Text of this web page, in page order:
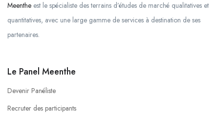
Meenthe est le spécialiste des terrains d’études de marché qualitatives et
quantitatives, avec une large gamme de services à destination de ses
partenaires.
Le Panel Meenthe
Devenir Panéliste
Recruter des participants